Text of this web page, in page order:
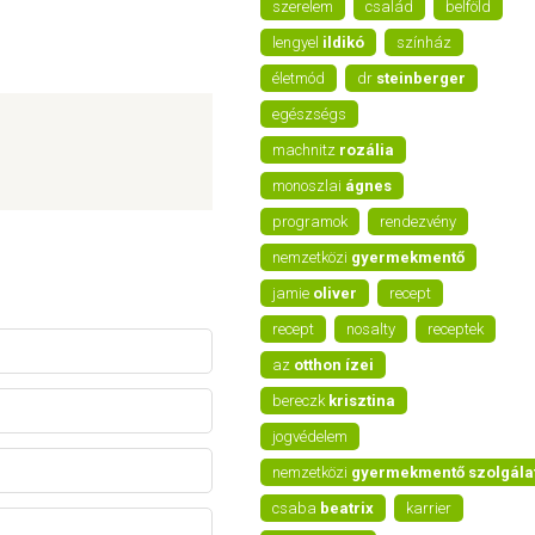
szerelem
család
belföld
lengyel ildikó
színház
életmód
dr steinberger
egészségs
machnitz rozália
monoszlai ágnes
programok
rendezvény
nemzetközi gyermekmentő
jamie oliver
recept
recept
nosalty
receptek
az otthon ízei
bereczk krisztina
jogvédelem
nemzetközi gyermekmentő
csaba beatrix
karrier